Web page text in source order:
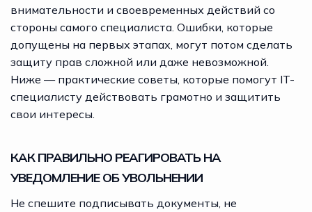
внимательности и своевременных действий со
стороны самого специалиста. Ошибки, которые
допущены на первых этапах, могут потом сделать
защиту прав сложной или даже невозможной.
Ниже — практические советы, которые помогут IT-
специалисту действовать грамотно и защитить
свои интересы.
КАК ПРАВИЛЬНО РЕАГИРОВАТЬ НА
УВЕДОМЛЕНИЕ ОБ УВОЛЬНЕНИИ
Не спешите подписывать документы, не